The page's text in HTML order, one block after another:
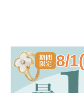
8/